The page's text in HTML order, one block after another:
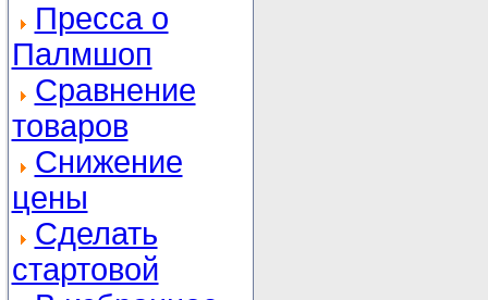
Пресса о
Палмшоп
Сравнение
товаров
Снижение
цены
Сделать
стартовой